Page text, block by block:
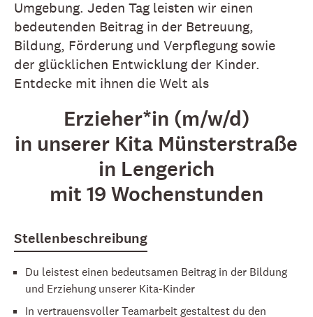
Umgebung. Jeden Tag leisten wir einen
bedeutenden Beitrag in der Betreuung,
Bildung, Förderung und Verpflegung sowie
der glücklichen Entwicklung der Kinder.
Entdecke mit ihnen die Welt als
Erzieher*in (m/w/d)
in unserer Kita Münsterstraße
in Lengerich
mit 19 Wochenstunden
Stellenbeschreibung
Du leistest einen bedeutsamen Beitrag in der Bildung
und Erziehung unserer Kita-Kinder
In vertrauensvoller Teamarbeit gestaltest du den